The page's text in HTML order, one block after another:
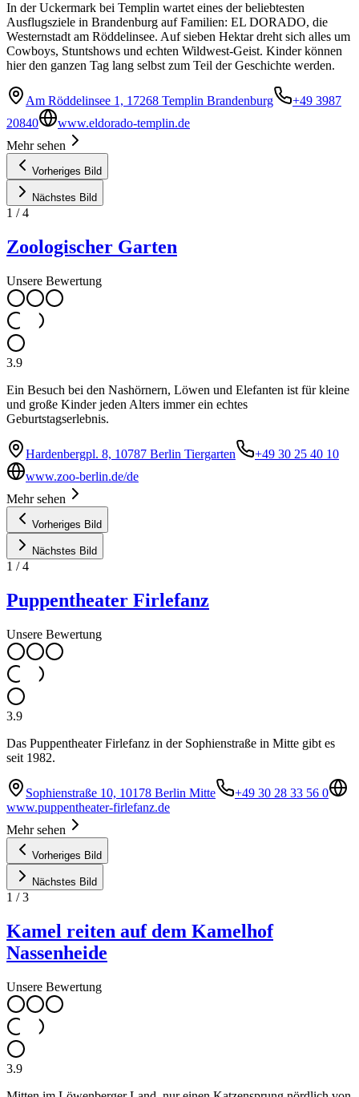
In der Uckermark bei Templin wartet eines der beliebtesten
Ausflugsziele in Brandenburg auf Familien: EL DORADO, die
Westernstadt am Röddelinsee. Auf sieben Hektar dreht sich alles um
Cowboys, Stuntshows und echten Wildwest-Geist. Kinder können
hier den ganzen Tag lang selbst zum Teil der Geschichte werden.
Am Röddelinsee 1, 17268 Templin Brandenburg
+49 3987
20840
www.eldorado-templin.de
Mehr sehen
Vorheriges Bild
Nächstes Bild
1 /4
Zoologischer Garten
Unsere Bewertung
3.9
Ein Besuch bei den Nashörnern, Löwen und Elefanten ist für kleine
und große Kinder jeden Alters immer ein echtes
Geburtstagserlebnis.
Hardenbergpl. 8, 10787 Berlin Tiergarten
+49 30 25 40 10
www.zoo-berlin.de/de
Mehr sehen
Vorheriges Bild
Nächstes Bild
1 /4
Puppentheater Firlefanz
Unsere Bewertung
3.9
Das Puppentheater Firlefanz in der Sophienstraße in Mitte gibt es
seit 1982.
Sophienstraße 10, 10178 Berlin Mitte
+49 30 28 33 56 0
www.puppentheater-firlefanz.de
Mehr sehen
Vorheriges Bild
Nächstes Bild
1 /3
Kamel reiten auf dem Kamelhof
Nassenheide
Unsere Bewertung
3.9